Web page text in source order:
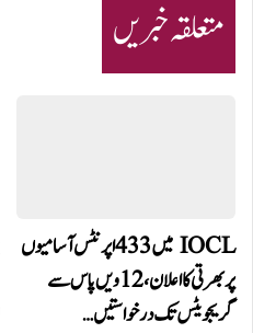
متعلقہ خبریں
IOCL میں 433 اپرنٹس آسامیوں
پر بھرتی کا اعلان، 12ویں پاس سے
گریجویٹس تک درخواستیں…